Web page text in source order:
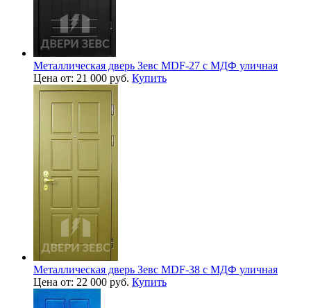
Металлическая дверь Зевс MDF-27 с МДФ уличная
Цена от: 21 000 руб. Купить
Металлическая дверь Зевс MDF-38 с МДФ уличная
Цена от: 22 000 руб. Купить